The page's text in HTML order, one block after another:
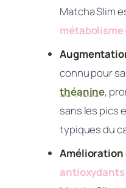
Matcha Slim
métabolisme
connu pour
théanine,
sans les pics
typiques du
Amélioration
antioxydants